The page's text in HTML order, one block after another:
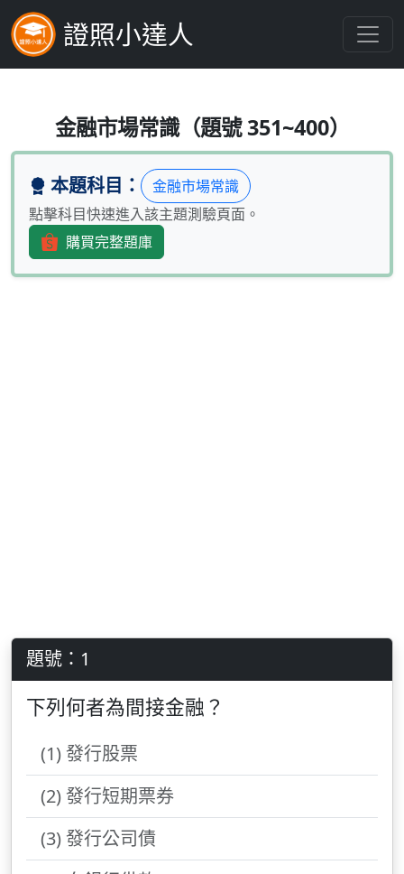
證照小達人
下列何者為間接金融？(1)發行
金融市場常識（題號 351~400）
本題科目：
金融市場常識
點擊科目快速進入該主題測驗頁面。
購買完整題庫
題號：1
下列何者為間接金融？
(1) 發行股票
(2) 發行短期票券
(3) 發行公司債